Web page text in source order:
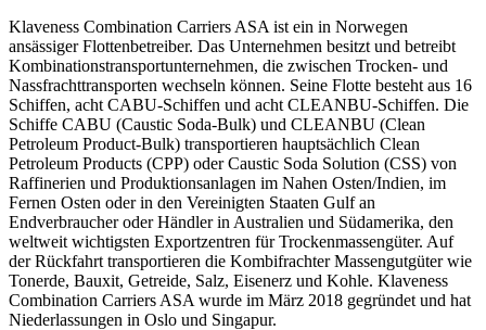
Klaveness Combination Carriers ASA ist ein in Norwegen
ansässiger Flottenbetreiber. Das Unternehmen besitzt und betreibt
Kombinationstransportunternehmen, die zwischen Trocken- und
Nassfrachttransporten wechseln können. Seine Flotte besteht aus 16
Schiffen, acht CABU-Schiffen und acht CLEANBU-Schiffen. Die
Schiffe CABU (Caustic Soda-Bulk) und CLEANBU (Clean
Petroleum Product-Bulk) transportieren hauptsächlich Clean
Petroleum Products (CPP) oder Caustic Soda Solution (CSS) von
Raffinerien und Produktionsanlagen im Nahen Osten/Indien, im
Fernen Osten oder in den Vereinigten Staaten Gulf an
Endverbraucher oder Händler in Australien und Südamerika, den
weltweit wichtigsten Exportzentren für Trockenmassengüter. Auf
der Rückfahrt transportieren die Kombifrachter Massengutgüter wie
Tonerde, Bauxit, Getreide, Salz, Eisenerz und Kohle. Klaveness
Combination Carriers ASA wurde im März 2018 gegründet und hat
Niederlassungen in Oslo und Singapur.